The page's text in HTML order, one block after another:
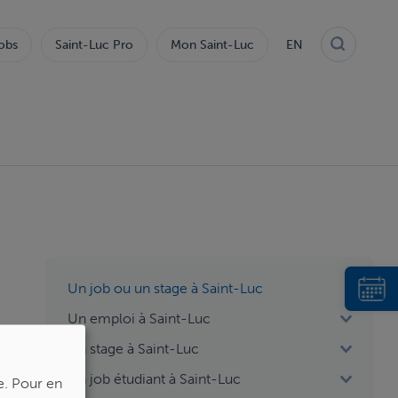
Saint-Luc Pro Mon Saint-Luc EN
aside
menu
Un job ou un stage à Saint-Luc
Un emploi à Saint-Luc
Un stage à Saint-Luc
Un job étudiant à Saint-Luc
Pour en